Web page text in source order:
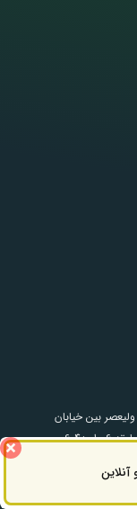
بین خیابان
ساختمان سامان